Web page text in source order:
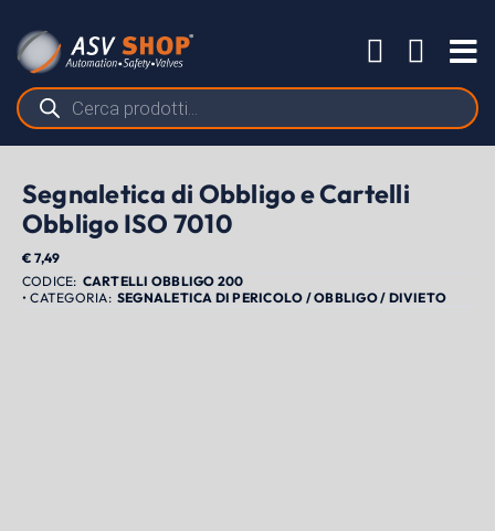
contenuto
Ricerca
prodotti
Segnaletica di Obbligo e Cartelli
Obbligo ISO 7010
€ 7,49
CARTELLI OBBLIGO 200
SEGNALETICA DI PERICOLO / OBBLIGO / DIVIETO